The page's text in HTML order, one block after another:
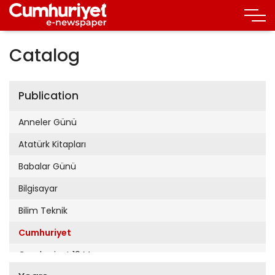
Catalog
Publication
Anneler Günü
Atatürk Kitapları
Babalar Günü
Bilgisayar
Bilim Teknik
Cumhuriyet
Cumhuriyet 19 Mayıs